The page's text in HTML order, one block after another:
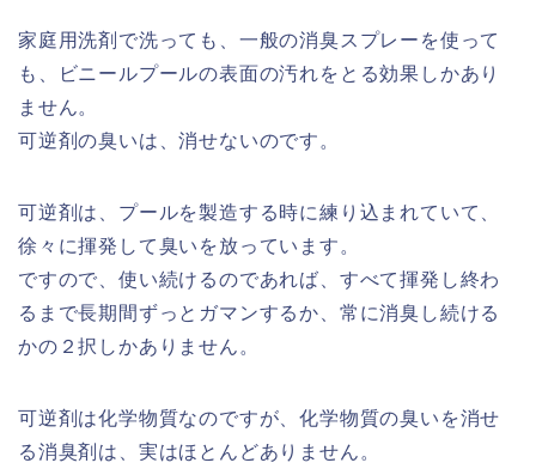
家庭用洗剤で洗っても、一般の消臭スプレーを使って
も、ビニールプールの表面の汚れをとる効果しかあり
ません。
可逆剤の臭いは、消せないのです。
可逆剤は、プールを製造する時に練り込まれていて、
徐々に揮発して臭いを放っています。
ですので、使い続けるのであれば、すべて揮発し終わ
るまで長期間ずっとガマンするか、常に消臭し続ける
かの２択しかありません。
可逆剤は化学物質なのですが、化学物質の臭いを消せ
る消臭剤は、実はほとんどありません。